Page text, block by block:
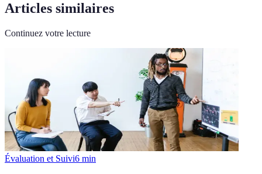
Articles similaires
Continuez votre lecture
Évaluation et Suivi6 min